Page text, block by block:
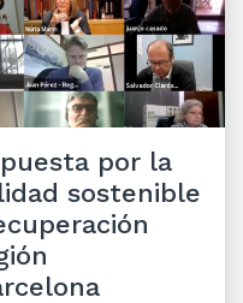
por la
sostenible